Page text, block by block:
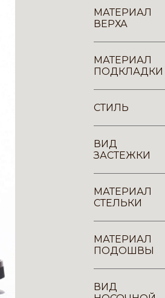
МАТЕРИАЛ
ВЕРХА
МАТЕРИАЛ
ПОДКЛАДКИ
СТИЛЬ
ВИД
ЗАСТЕЖКИ
МАТЕРИАЛ
СТЕЛЬКИ
МАТЕРИАЛ
ПОДОШВЫ
ВИД